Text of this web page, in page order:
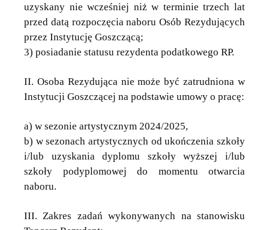
uzyskany nie wcześniej niż w terminie trzech lat
przed datą rozpoczęcia naboru Osób Rezydujących
przez Instytucję Goszczącą;
3) posiadanie statusu rezydenta podatkowego RP.
II. Osoba Rezydująca nie może być zatrudniona w
Instytucji Goszczącej na podstawie umowy o pracę:
a) w sezonie artystycznym 2024/2025,
b) w sezonach artystycznych od ukończenia szkoły
i/lub uzyskania dyplomu szkoły wyższej i/lub
szkoły podyplomowej do momentu otwarcia
naboru.
III. Zakres zadań wykonywanych na stanowisku